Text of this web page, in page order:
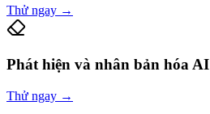
Thử ngay →
Phát hiện và nhân bản hóa AI
Thử ngay →